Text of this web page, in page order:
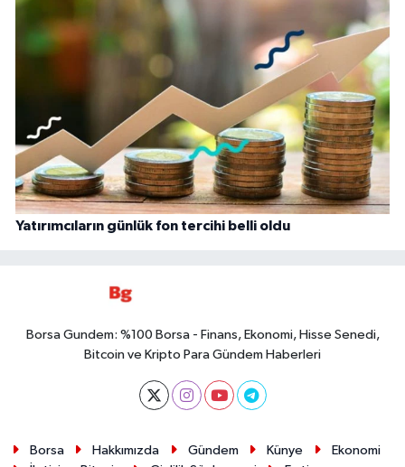
Yatırımcıların günlük fon tercihi belli oldu
Borsa Gundem: %100 Borsa - Finans, Ekonomi, Hisse Senedi,
Bitcoin ve Kripto Para Gündem Haberleri
Borsa Hakkımızda Gündem Künye
Ekonomi